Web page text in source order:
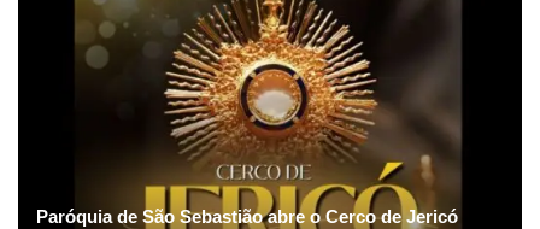
Paróquia de São Sebastião abre o Cerco de Jericó